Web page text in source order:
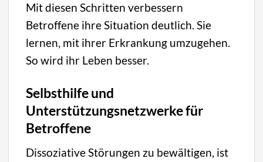
Mit diesen Schritten verbessern
Betroffene ihre Situation deutlich. Sie
lernen, mit ihrer Erkrankung umzugehen.
So wird ihr Leben besser.
Selbsthilfe und
Unterstützungsnetzwerke für
Betroffene
Dissoziative Störungen zu bewältigen, ist